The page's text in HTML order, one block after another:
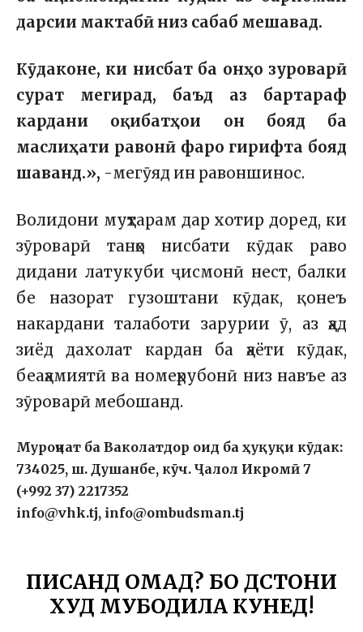
дарсии мактабӣ низ сабаб мешавад.
Кӯдаконе, ки нисбат ба онҳо зуроварӣ
сурат мегирад, баъд аз бартараф
кардани оқибатҳои он бояд ба
маслиҳати равонӣ фаро гирифта бояд
шаванд.», -мегӯяд ин равоншинос.
Волидони муҳтарам дар хотир доред, ки
зӯроварӣ танҳо нисбати кӯдак раво
дидани латукуби ҷисмонӣ нест, балки
бе назорат гузоштани кӯдак, қонеъ
накардани талаботи зарурии ӯ, аз ҳад
зиёд дахолат кардан ба ҳаёти кӯдак,
беаҳамиятӣ ва номеҳрубонӣ низ навъе аз
зӯроварӣ мебошанд.
Муроҷиат ба Ваколатдор оид ба ҳуқуқи кӯдак:
734025, ш. Душанбе, кӯч. Ҷалол Икромӣ 7
(+992 37) 2217352
info@vhk.tj, info@ombudsman.tj
ПИСАНД ОМАД? БО ДӮСТОНИ
ХУД МУБОДИЛА КУНЕД!